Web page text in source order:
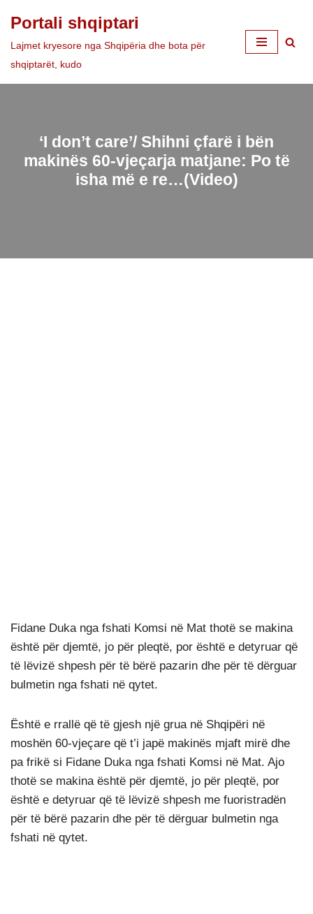
Skip
to
Portali shqiptari
Lajmet kryesore nga Shqipëria dhe bota për
shqiptarët, kudo
‘I don’t care’/ Shihni çfarë i bën
makinës 60-vjeçarja matjane: Po të
isha më e re…(Video)
Fidane Duka nga fshati Komsi në Mat thotë se makina
është për djemtë, jo për pleqtë, por është e detyruar që
të lëvizë shpesh për të bërë pazarin dhe për të dërguar
bulmetin nga fshati në qytet.
Është e rrallë që të gjesh një grua në Shqipëri në
moshën 60-vjeçare që t’i japë makinës mjaft mirë dhe
pa frikë si Fidane Duka nga fshati Komsi në Mat. Ajo
thotë se makina është për djemtë, jo për pleqtë, por
është e detyruar që të lëvizë shpesh me fuoristradën
për të bërë pazarin dhe për të dërguar bulmetin nga
fshati në qytet.